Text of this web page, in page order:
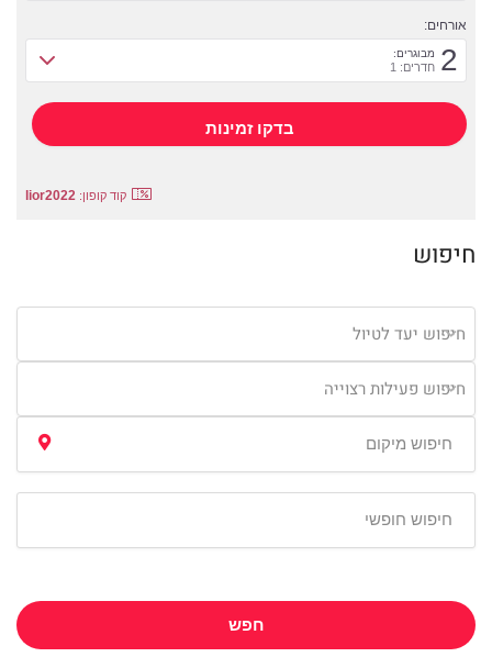
אורחים:
2 מבוגרים:
חדרים: 1
קוד קופון: lior2022
חיפוש
חיפוש יעד לטיול
חיפוש פעילות רצוייה
חפש